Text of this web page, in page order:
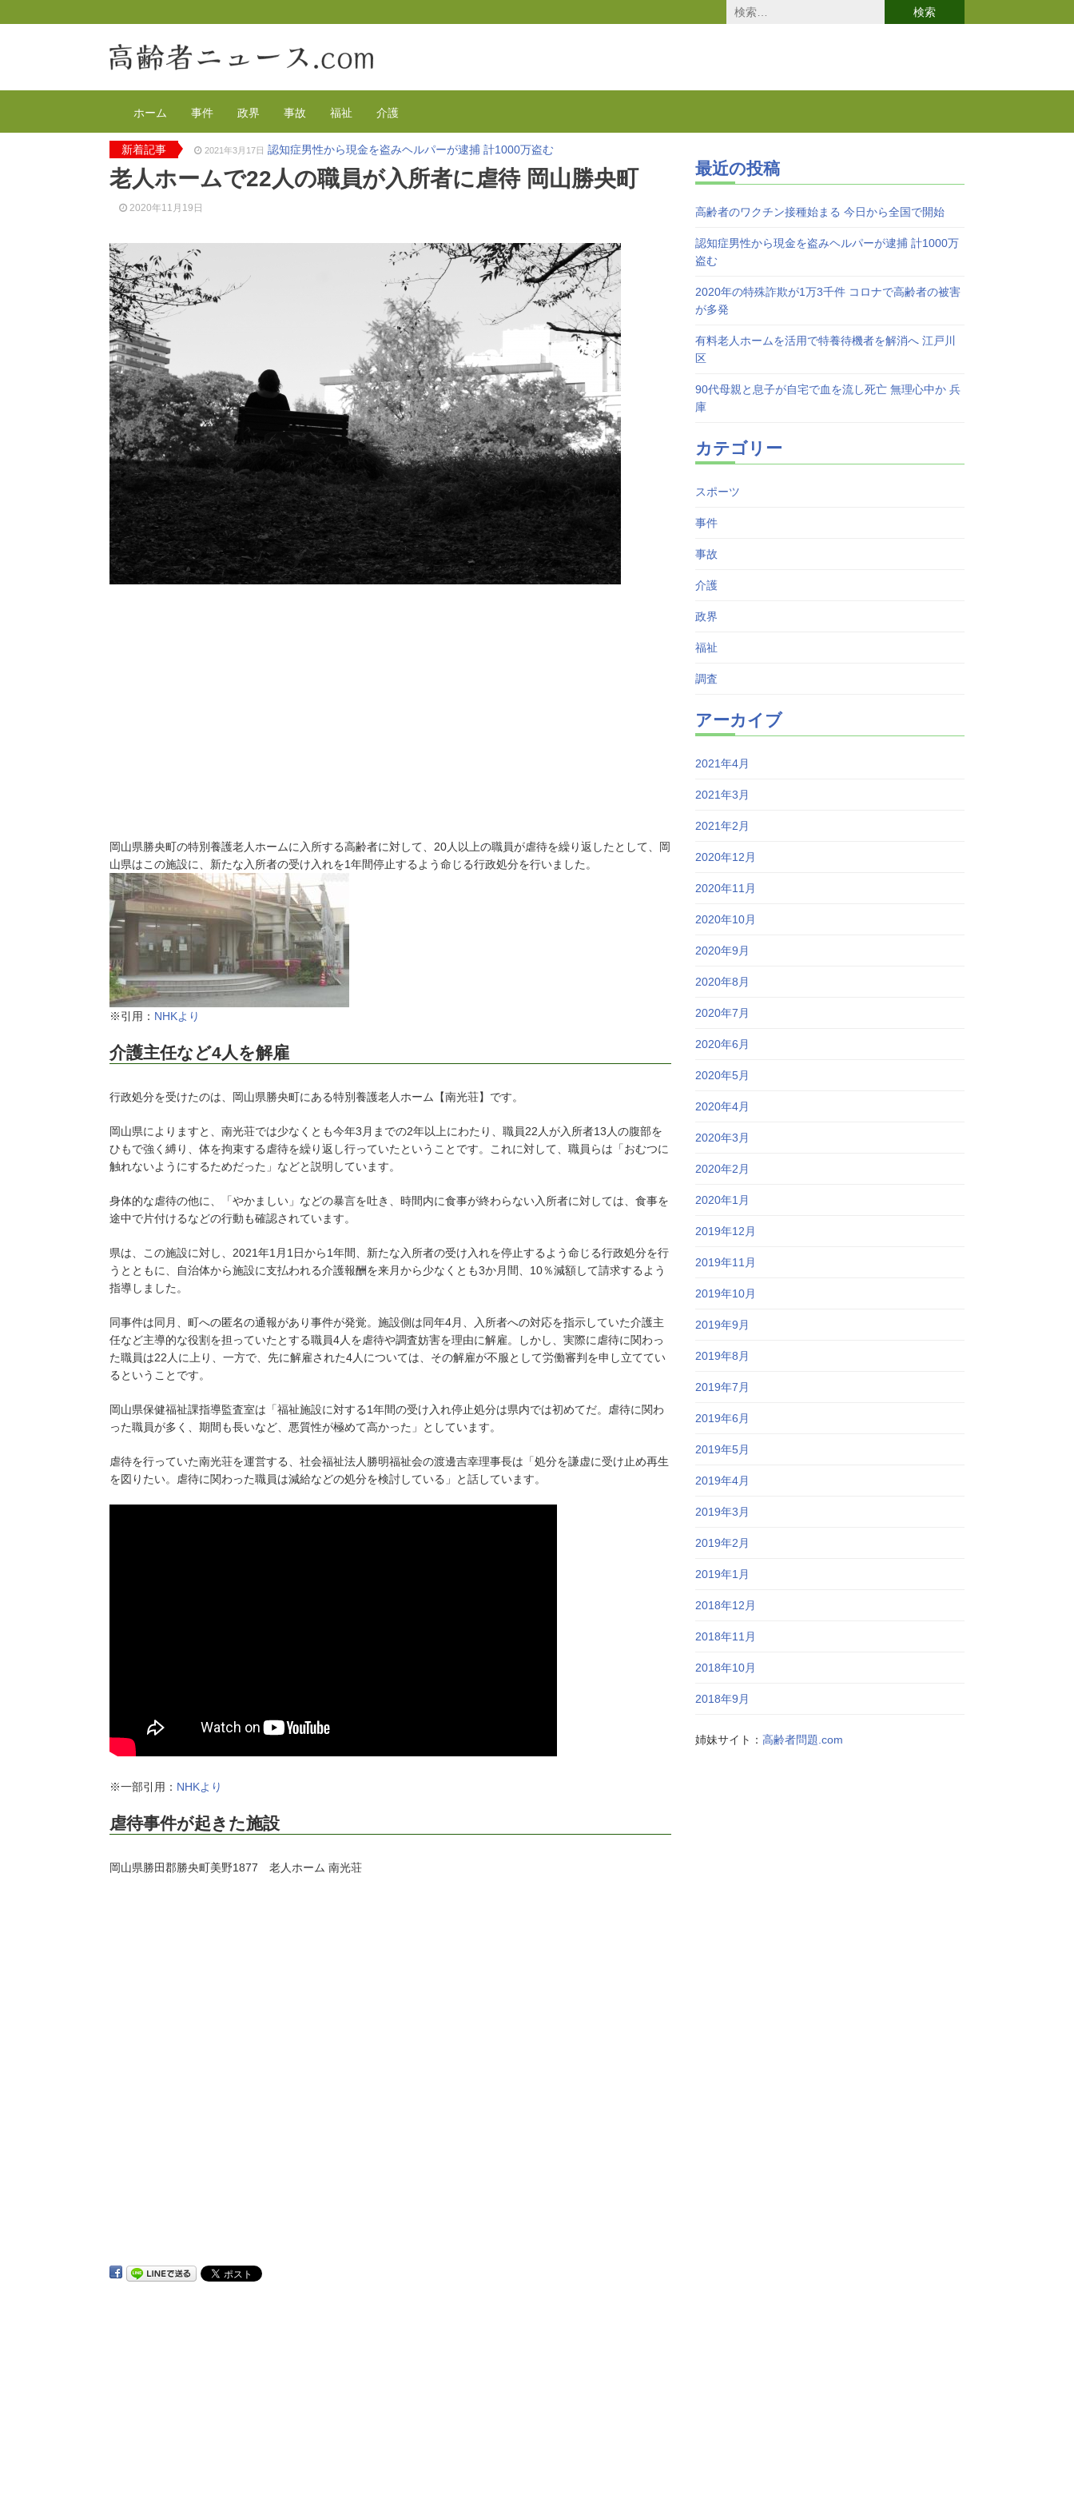
検
索:
ホーム 事件 政界 事故 福祉 介護
新着記事 2021年3月17日 認知症男性から現金を盗みヘルパーが逮捕 計1000万盗む
2021年2月4日 2020年の特殊詐欺が1万3千件 コロナで高齢者の被害が多発
2020年12月14日 有料老人ホームを活用で特養待機者を解消へ 江戸川区
2021年4月12日 高齢者のワクチン接種始まる 今日から全国で開始
老人ホームで22人の職員が入所者に虐待 岡山勝央町
2020年11月19日
岡山県勝央町の特別養護老人ホームに入所する高齢者に対して、20人以上の職員が虐待を繰り返したとして、岡
山県はこの施設に、新たな入所者の受け入れを1年間停止するよう命じる行政処分を行いました。
※引用： NHKより
介護主任など4人を解雇
行政処分を受けたのは、岡山県勝央町にある特別養護老人ホーム【南光荘】です。
岡山県によりますと、南光荘では少なくとも今年3月までの2年以上にわたり、職員22人が入所者13人の腹部を
ひもで強く縛り、体を拘束する虐待を繰り返し行っていたということです。これに対して、職員らは「おむつに
触れないようにするためだった」などと説明しています。
身体的な虐待の他に、「やかましい」などの暴言を吐き、時間内に食事が終わらない入所者に対しては、食事を
途中で片付けるなどの行動も確認されています。
県は、この施設に対し、2021年1月1日から1年間、新たな入所者の受け入れを停止するよう命じる行政処分を行
うとともに、自治体から施設に支払われる介護報酬を来月から少なくとも3か月間、10％減額して請求するよう
指導しました。
同事件は同月、町への匿名の通報があり事件が発覚。施設側は同年4月、入所者への対応を指示していた介護主
任など主導的な役割を担っていたとする職員4人を虐待や調査妨害を理由に解雇。しかし、実際に虐待に関わっ
た職員は22人に上り、一方で、先に解雇された4人については、その解雇が不服として労働審判を申し立ててい
るということです。
岡山県保健福祉課指導監査室は「福祉施設に対する1年間の受け入れ停止処分は県内では初めてだ。虐待に関わ
った職員が多く、期間も長いなど、悪質性が極めて高かった」としています。
虐待を行っていた南光荘を運営する、社会福祉法人勝明福祉会の渡邊吉幸理事長は「処分を謙虚に受け止め再生
を図りたい。虐待に関わった職員は減給などの処分を検討している」と話しています。
※一部引用： NHKより
虐待事件が起きた施設
岡山県勝田郡勝央町美野1877 老人ホーム 南光荘
最近の投稿
高齢者のワクチン接種始まる 今日から全国で開始
認知症男性から現金を盗みヘルパーが逮捕 計1000万
盗む
2020年の特殊詐欺が1万3千件 コロナで高齢者の被害
が多発
有料老人ホームを活用で特養待機者を解消へ 江戸川
区
90代母親と息子が自宅で血を流し死亡 無理心中か 兵
庫
カテゴリー
スポーツ
事件
事故
介護
政界
福祉
調査
アーカイブ
2021年4月
2021年3月
2021年2月
2020年12月
2020年11月
2020年10月
2020年9月
2020年8月
2020年7月
2020年6月
2020年5月
2020年4月
2020年3月
2020年2月
2020年1月
2019年12月
2019年11月
2019年10月
2019年9月
2019年8月
2019年7月
2019年6月
2019年5月
2019年4月
2019年3月
2019年2月
2019年1月
2018年12月
2018年11月
2018年10月
2018年9月
姉妹サイト：高齢者問題.com